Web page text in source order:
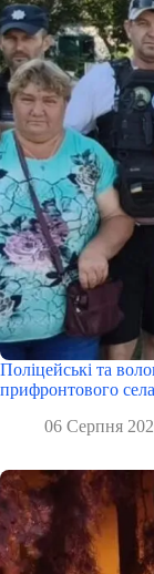
Поліцейські та
прифронтового
06 Серпня